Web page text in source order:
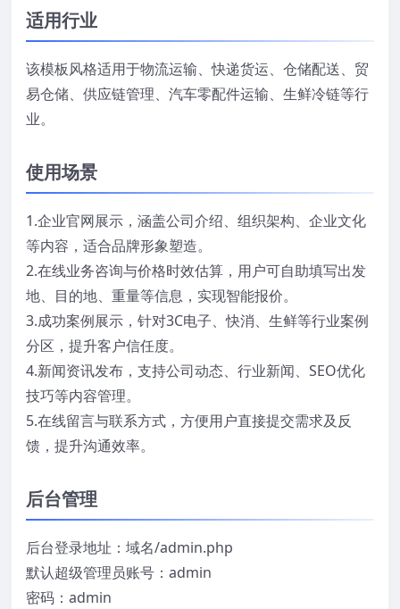
适用行业
该模板风格适用于物流运输、快递货运、仓储配送、贸
易仓储、供应链管理、汽车零配件运输、生鲜冷链等行
业。
使用场景
1.企业官网展示，涵盖公司介绍、组织架构、企业文化
等内容，适合品牌形象塑造。
2.在线业务咨询与价格时效估算，用户可自助填写出发
地、目的地、重量等信息，实现智能报价。
3.成功案例展示，针对3C电子、快消、生鲜等行业案例
分区，提升客户信任度。
4.新闻资讯发布，支持公司动态、行业新闻、SEO优化
技巧等内容管理。
5.在线留言与联系方式，方便用户直接提交需求及反
馈，提升沟通效率。
后台管理
后台登录地址：域名/admin.php
默认超级管理员账号：admin
密码：admin